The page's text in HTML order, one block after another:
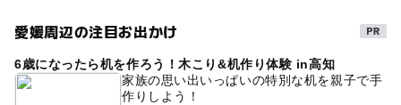
愛媛周辺の注目お出かけ
6歳になったら机を作ろう！木こり&机作り体験 in高知
家族の思い出いっぱいの特別な机を親子で手
作りしよう！